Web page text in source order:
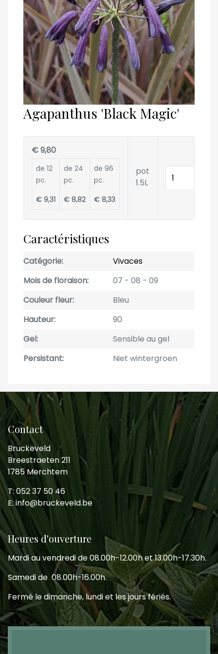
Agapanthus 'Black Magic'
€ 9,80
de 12
pc.
€ 9,31
de 24
pc.
€ 8,82
de 96
pc.
€ 8,33
pot
1.5L
Caractéristiques
Catégorie
Vivaces
Mois de floraison
07 08
09
Couleur fleur
Bleu
Hauteur
90
Gel
Sensible au gel
Persistant
Niet wintergroen
Contact
Bruckeveld
Breestraeten 211
1785 Merchtem
T: 052 37 50 46
E: info@bruckeveld.be
Heures d'ouverture
Mardi au vendredi de 08.00h-12.00h et 13.00h-17.30h.
Samedi de 08.00h-16.00h.
Fermé le dimanche, lundi et les jours fériés.